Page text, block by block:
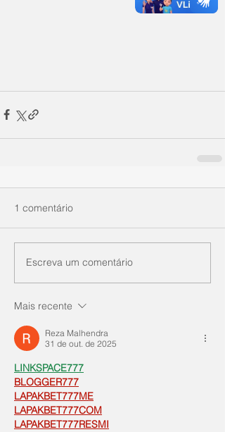
1 comentário
Escreva um comentário
Mais recente
Reza Malhendra
31 de out. de 2025
LINKSPACE777
BLOGGER777
LAPAKBET777ME
LAPAKBET777COM
LAPAKBET777RESMI